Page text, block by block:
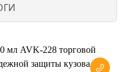
мл AVK-228 торговой
защиты кузова